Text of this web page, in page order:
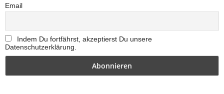
Email
Indem Du fortfährst, akzeptierst Du unsere
Datenschutzerklärung.